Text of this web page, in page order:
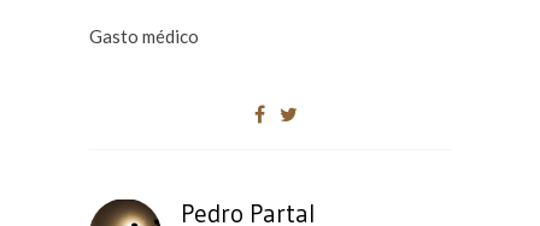
Gasto médico
Pedro Partal